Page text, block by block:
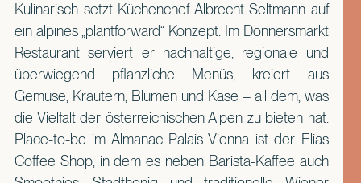
Kulinarisch setzt Küchenchef Albrecht Seltmann auf
ein alpines „plantforward“ Konzept. Im Donnersmarkt
Restaurant serviert er nachhaltige, regionale und
überwiegend pflanzliche Menüs, kreiert aus
Gemüse, Kräutern, Blumen und Käse – all dem, was
die Vielfalt der österreichischen Alpen zu bieten hat.
Place-to-be im Almanac Palais Vienna ist der Elias
Coffee Shop, in dem es neben Barista-Kaffee auch